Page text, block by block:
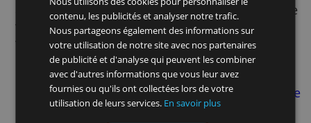
Nous utilisons des cookies pour de
finalités. Par exemple, nous y avons recours
pour mémoriser vos paramètres
afin d’améliorer la pertinence des
vous voyez, afin de mesurer le nombre de
Ce site Web utilise des cookies
Nous utilisons des cookies pour personnaliser le
contenu, les publicités et analyser notre trafic.
Nous partageons également des informations sur